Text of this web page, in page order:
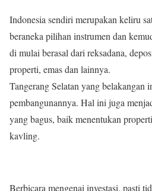
Indonesia sendiri merupakan keliru
beraneka pilihan instrumen dan
di mulai berasal dari reksadana,
properti, emas dan lainnya.
Tangerang Selatan yang belakangan
pembangunannya. Hal ini juga
yang bagus, baik menentukan
kavling.
Berbicara mengenai investasi, pasti